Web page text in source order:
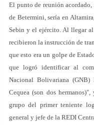
El punto de reunión
de Betermini, sería en
Sebin y el ejército. Al llegar al
recibieron la instrucción de
que esto era un golpe de
que logró identificar al
Nacional Bolivariana (GNB)
Cequea (son dos
grupo del primer teniente
general y jefe de la REDI